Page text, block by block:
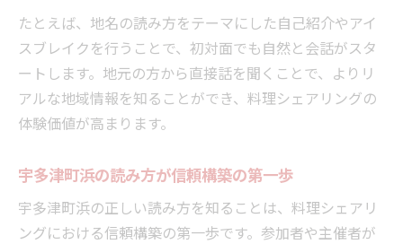
たとえば、地名の読み方をテーマにした自己紹介やアイ
スブレイクを行うことで、初対面でも自然と会話がスタ
ートします。地元の方から直接話を聞くことで、よりリ
アルな地域情報を知ることができ、料理シェアリングの
体験価値が高まります。
宇多津町浜の読み方が信頼構築の第一歩
宇多津町浜の正しい読み方を知ることは、料理シェアリ
ングにおける信頼構築の第一歩です。参加者や主催者が